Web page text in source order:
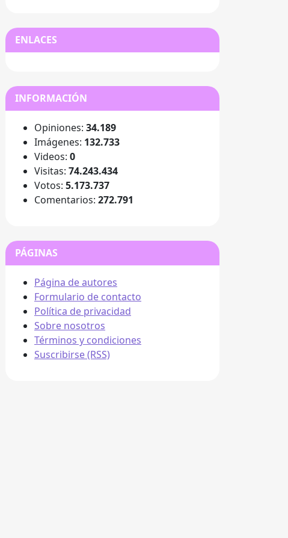
ENLACES
INFORMACIÓN
Opiniones: 34.189
Imágenes: 132.733
Videos: 0
Visitas: 74.243.434
Votos: 5.173.737
Comentarios: 272.791
PÁGINAS
Página de autores
Formulario de contacto
Política de privacidad
Sobre nosotros
Términos y condiciones
Suscribirse (RSS)